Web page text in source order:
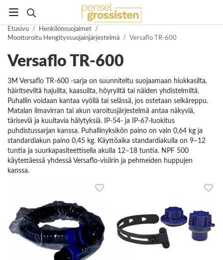
Etusivu / Henkilönsuojaimet /
Moottoroitu Hengityssuojainjärjestelmä / Versaflo TR-600
Versaflo TR-600
3M Versaflo TR-600 -sarja on suunniteltu suojaamaan hiukkasilta,
häiritseviltä hajuilta, kaasuilta, höyryiltä tai näiden yhdistelmiltä.
Puhallin voidaan kantaa vyöllä tai selässä, jos ostetaan selkäreppu.
Matalan ilmavirran tai akun varoitusjärjestelmä antaa näkyviä,
täriseviä ja kuultavia hälytyksiä. IP-54- ja IP-67-luokitus
puhdistussarjan kanssa. Puhallinyksikön paino on vain 0,64 kg ja
standardiakun paino 0,45 kg. Käyttöaika standardiakulla on 9–12
tuntia ja suurkapasiteettisella akulla 12–18 tuntia. NPF 500
käytettäessä yhdessä Versaflo-visiirin ja pehmeiden huppujen
kanssa.